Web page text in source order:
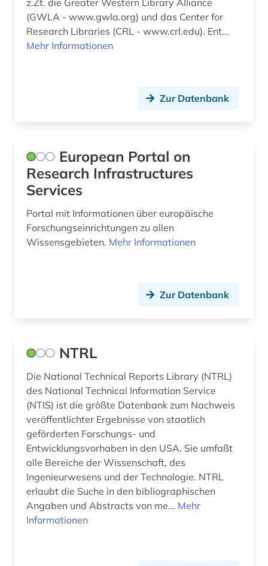
z.Zt. die Greater Western Library Alliance
(GWLA - www.gwla.org) und das Center for
Research Libraries (CRL - www.crl.edu). Ent...
Mehr Informationen
Zur Datenbank
European Portal on
Research Infrastructures
Services
Portal mit Informationen über europäische
Forschungseinrichtungen zu allen
Wissensgebieten. Mehr Informationen
Zur Datenbank
NTRL
Die National Technical Reports Library (NTRL)
des National Technical Information Service
(NTIS) ist die größte Datenbank zum Nachweis
veröffentlichter Ergebnisse von staatlich
geförderten Forschungs- und
Entwicklungsvorhaben in den USA. Sie umfaßt
alle Bereiche der Wissenschaft, des
Ingenieurwesens und der Technologie. NTRL
erlaubt die Suche in den bibliographischen
Angaben und Abstracts von me... Mehr
Informationen